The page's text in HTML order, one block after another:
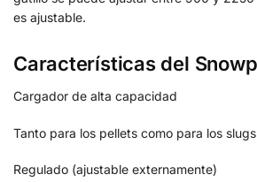
es ajustable.
Características del
Cargador de alta capacidad
Tanto para los pellets como para los slugs
Regulado (ajustable externamente)